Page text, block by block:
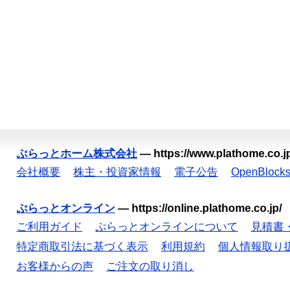
ぷらっとホーム株式会社 — https://
会社概要
株主・投資家情報 電子公告 OpenBlocks
ぷらっとオンライン — https://online.plathome.co.jp/
ご利用ガイド
ぷらっとオンラインについて 見積書
特定商取引法に基づく表示
利用規約 個人情報取り
お客様からの声
ご注文の取り消し